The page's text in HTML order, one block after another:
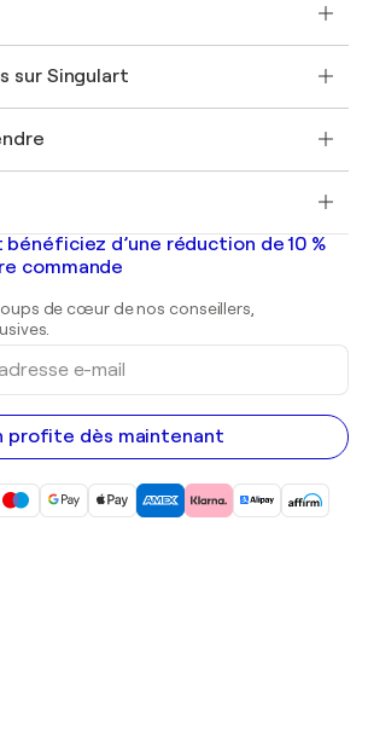
commercial
d'art original
qu'Artiste
sur Singulart
à vendre
d’une réduction de 10 %
commande
de cœur de nos conseillers,
profite dès maintenant